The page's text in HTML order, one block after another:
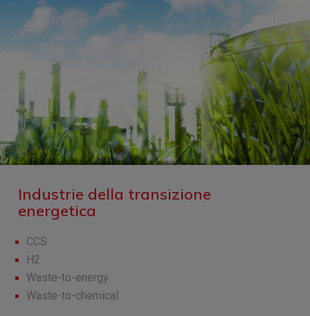
Industrie della transizione
energetica
CCS
H2
Waste-to-energy
Waste-to-chemical